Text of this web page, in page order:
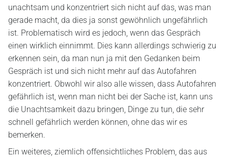
unachtsam und konzentriert sich nicht auf das, was man
gerade macht, da dies ja sonst gewöhnlich ungefährlich
ist. Problematisch wird es jedoch, wenn das Gespräch
einen wirklich einnimmt. Dies kann allerdings schwierig zu
erkennen sein, da man nun ja mit den Gedanken beim
Gespräch ist und sich nicht mehr auf das Autofahren
konzentriert. Obwohl wir also alle wissen, dass Autofahren
gefährlich ist, wenn man nicht bei der Sache ist, kann uns
die Unachtsamkeit dazu bringen, Dinge zu tun, die sehr
schnell gefährlich werden können, ohne das wir es
bemerken.
Ein weiteres, ziemlich offensichtliches Problem, das aus